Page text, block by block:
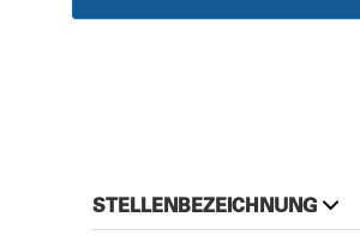
STELLENBEZEICHNUNG